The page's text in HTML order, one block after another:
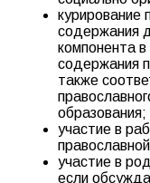
курирование
содержания
компонента в
содержания
также
образования;
участие в
участие в
если